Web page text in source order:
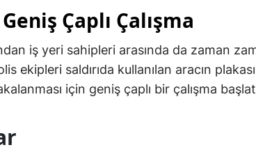
Çaplı Çalışma
iş yeri sahipleri arasında da zaman
ekipleri saldırıda kullanılan aracın
için geniş çaplı bir çalışma